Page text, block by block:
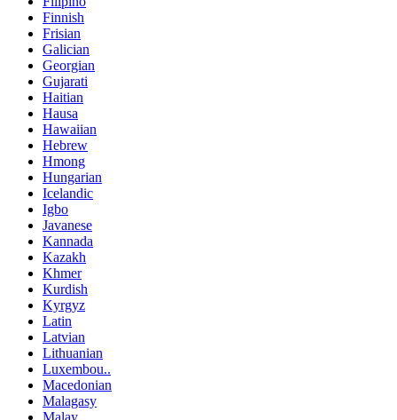
Finnish
Frisian
Galician
Georgian
Gujarati
Haitian
Hausa
Hawaiian
Hebrew
Hmong
Hungarian
Icelandic
Igbo
Javanese
Kannada
Kazakh
Khmer
Kurdish
Kyrgyz
Latin
Latvian
Lithuanian
Luxembou..
Macedonian
Malagasy
Malay